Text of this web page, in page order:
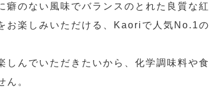
癖のない風味でバランスのとれた良質な紅
お楽しみいただける、Kaoriで人気No.1の
しんでいただきたいから、化学調味料や食
ん。